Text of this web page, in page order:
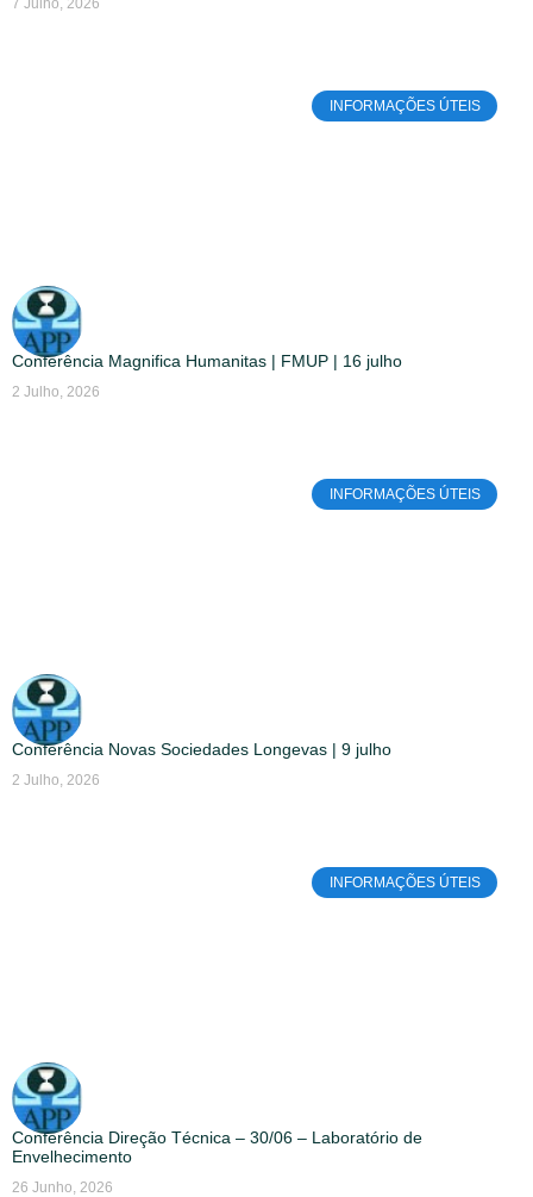
7 Julho, 2026
INFORMAÇÕES ÚTEIS
Conferência Magnifica Humanitas | FMUP | 16 julho
2 Julho, 2026
INFORMAÇÕES ÚTEIS
Conferência Novas Sociedades Longevas | 9 julho
2 Julho, 2026
INFORMAÇÕES ÚTEIS
Conferência Direção Técnica – 30/06 – Laboratório de
Envelhecimento
26 Junho, 2026